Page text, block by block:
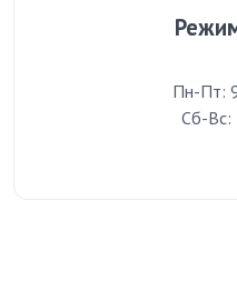
Пн-Пт:
Сб-Вс: